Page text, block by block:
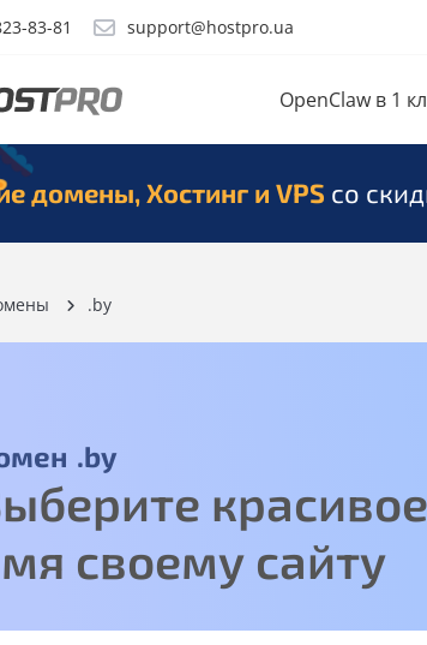
83-81 support@hostpro.ua
OpenClaw в 1
домены, Хостинг и VPS со
.by
.by
красивое
своему сайту